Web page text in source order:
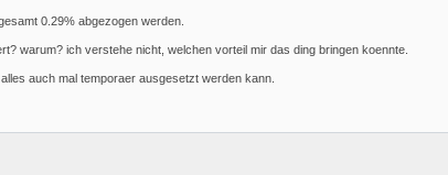
0.29% abgezogen werden.
warum? ich verstehe nicht, welchen vorteil mir das ding bringen koennte.
auch mal temporaer ausgesetzt werden kann.